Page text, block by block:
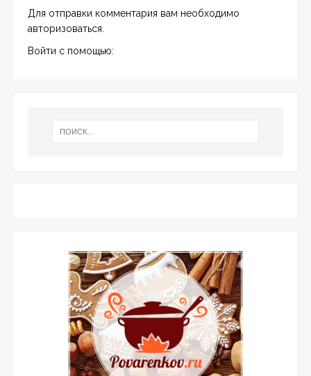
Для отправки комментария вам необходимо
авторизоваться
Войти с помощью: